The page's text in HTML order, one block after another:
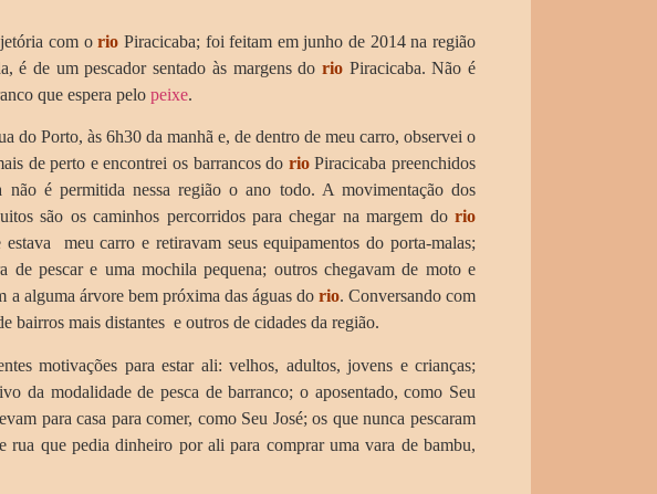
com orio Piracicaba; foi feitam em junho de 2014 na região
é de um pescador sentado às margens do rio Piracicaba. Não é
que espera pelo peixe.
Porto, às 6h30 da manhã e, de dentro de meu carro, observei o
de perto e encontrei os barrancos do rio Piracicaba preenchidos
é permitida nessa região o ano todo. A movimentação dos
são os caminhos percorridos para chegar na margem do rio
meu carro e retiravam seus equipamentos do porta-malas;
de pescar e uma mochila pequena; outros chegavam de moto e
a alguma árvore bem próxima das águas do rio. Conversando com
bairros mais distantes e outros de cidades da região.
motivações para estar ali: velhos, adultos, jovens e crianças;
da modalidade de pesca de barranco; o aposentado, como Seu
para casa para comer, como Seu José; os que nunca pescaram
rua que pedia dinheiro por ali para comprar uma vara de bambu,